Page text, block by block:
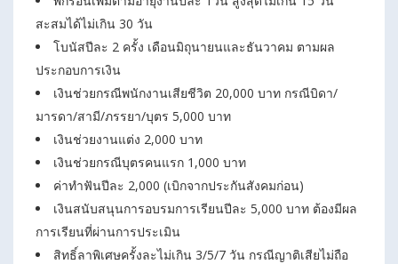
สะสมได้ไม่เกิน 30 วัน
โบนัสปีละ 2 ครั้ง เดือนมิถุนายนและธันวาคม ตามผล
ประกอบการเงิน
เงินช่วยกรณีพนักงานเสียชีวิต 20,000 บาท กรณีบิดา/
มารดา/สามี/ภรรยา/บุตร 5,000 บาท
เงินช่วยงานแต่ง 2,000 บาท
เงินช่วยกรณีบุตรคนแรก 1,000 บาท
ค่าทำฟันปีละ 2,000 (เบิกจากประกันสังคมก่อน)
เงินสนับสนุนการอบรมการเรียนปีละ 5,000 บาท ต้องมีผล
การเรียนที่ผ่านการประเมิน
สิทธิ์ลาพิเศษครั้งละไม่เกิน 3/5/7 วัน กรณีญาติเสียไม่ถือ